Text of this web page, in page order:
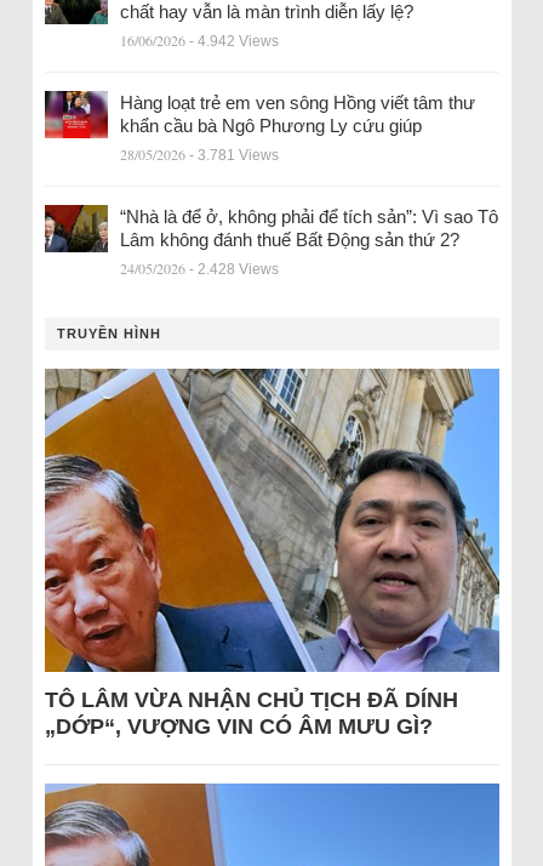
chất hay vẫn là màn trình diễn lấy lệ?
16/06/2026 - 4.942 Views
Hàng loạt trẻ em ven sông Hồng viết tâm thư
khẩn cầu bà Ngô Phương Ly cứu giúp
28/05/2026 - 3.781 Views
“Nhà là để ở, không phải để tích sản”: Vì sao Tô
Lâm không đánh thuế Bất Động sản thứ 2?
24/05/2026 - 2.428 Views
TRUYỀN HÌNH
TÔ LÂM VỪA NHẬN CHỦ TỊCH ĐÃ DÍNH
„DỚP“, VƯỢNG VIN CÓ ÂM MƯU GÌ?